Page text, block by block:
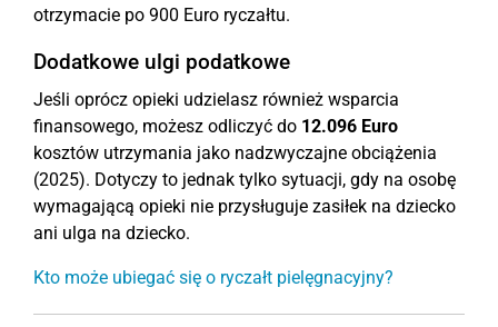
otrzymacie po 900 Euro ryczałtu.
Dodatkowe ulgi podatkowe
Jeśli oprócz opieki udzielasz również wsparcia
finansowego, możesz odliczyć do 12.096 Euro
kosztów utrzymania jako nadzwyczajne obciążenia
(2025). Dotyczy to jednak tylko sytuacji, gdy na osobę
wymagającą opieki nie przysługuje zasiłek na dziecko
ani ulga na dziecko.
Kto może ubiegać się o ryczałt pielęgnacyjny?